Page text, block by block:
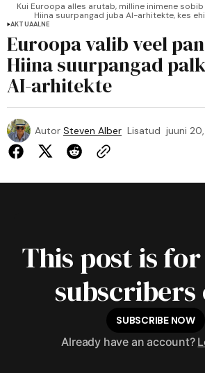
Kui Euroopa alles arutab, milline inimene
Hiina suurpangad juba AI-arhitekte, kes
AKTUAALNE
Euroopa valib veel
Hiina suurpangad
AI-arhitekte
Autor Steven Alber Lisatud juuni
This post is
SUBSCRIBE NOW
Already have an account?